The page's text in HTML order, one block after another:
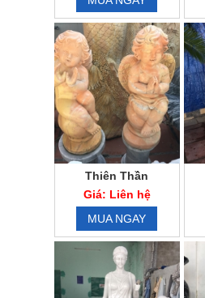
Thiên Thần
Giá: Liên hệ
MUA NGAY